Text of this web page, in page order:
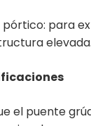
pórtico: para
elevada.
el puente